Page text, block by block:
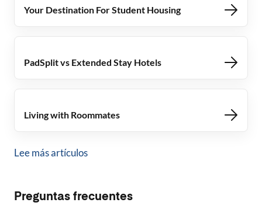
Your Destination For Student Housing
PadSplit vs Extended Stay Hotels
Living with Roommates
Lee más artículos
Preguntas frecuentes